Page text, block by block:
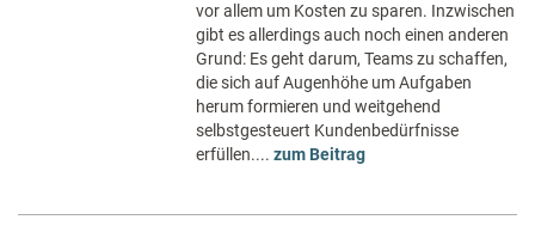
vor allem um Kosten zu sparen. Inzwischen
gibt es allerdings auch noch einen anderen
Grund: Es geht darum, Teams zu schaffen,
die sich auf Augenhöhe um Aufgaben
herum formieren und weitgehend
selbstgesteuert Kundenbedürfnisse
erfüllen....zum Beitrag